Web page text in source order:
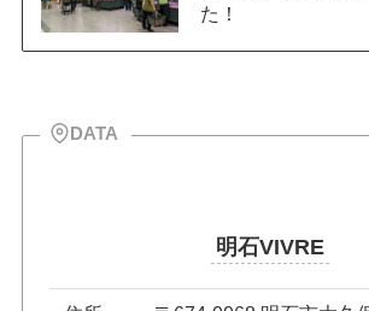
た！
DATA
明石VIVRE